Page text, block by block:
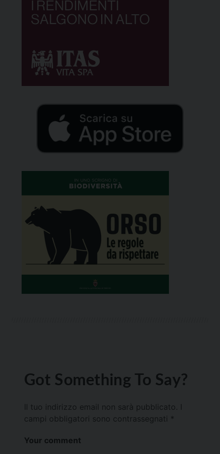
Got Something To Say?
Il tuo indirizzo email non sarà pubblicato.
campi obbligatori sono contrassegnati *
Your comment